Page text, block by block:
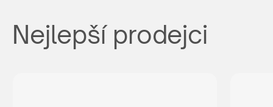
Nejlepší prodejci